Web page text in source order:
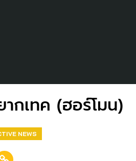
กเทค (ฮอร์โมน)
NEWS